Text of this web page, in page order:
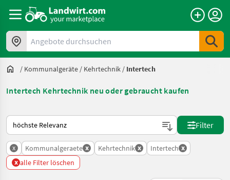
Angebote durchsuchen
/ Kommunalgeräte / Kehrtechnik / Intertech
Intertech Kehrtechnik neu oder gebraucht kaufen
So wird auf Landwirt.com sortiert
Filter
x Kommunalgeraete x Kehrtechnik x Intertech x
x alle Filter löschen